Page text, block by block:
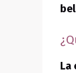
La